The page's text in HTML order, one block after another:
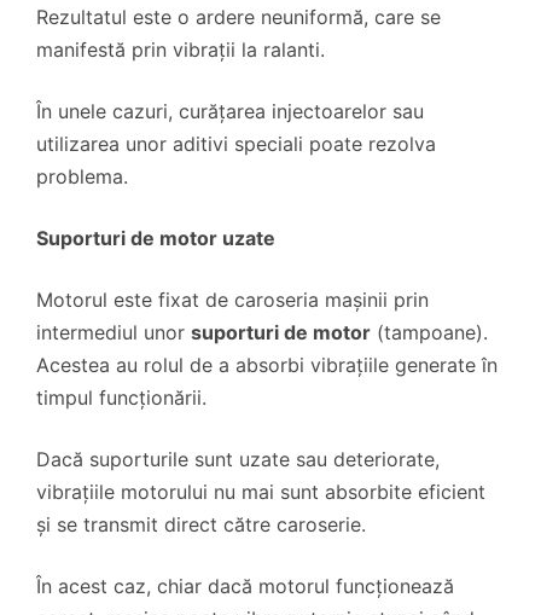
Rezultatul este o ardere neuniformă, care se
manifestă prin vibrații la ralanti.
În unele cazuri, curățarea injectoarelor sau
utilizarea unor aditivi speciali poate rezolva
problema.
Suporturi de motor uzate
Motorul este fixat de caroseria mașinii prin
intermediul unor suporturi de motor (tampoane).
Acestea au rolul de a absorbi vibrațiile generate în
timpul funcționării.
Dacă suporturile sunt uzate sau deteriorate,
vibrațiile motorului nu mai sunt absorbite eficient
și se transmit direct către caroserie.
În acest caz, chiar dacă motorul funcționează